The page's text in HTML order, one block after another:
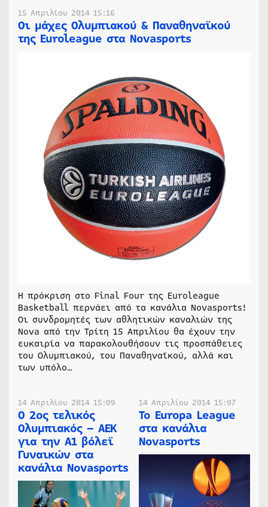
15 Απριλίου 2014 15:16
Οι μάχες Ολυμπιακού & Παναθηναϊκού
της Euroleague στα Novasports
Η πρόκριση στο Final Four της Euroleague
Basketball περνάει από τα κανάλια Novasports!
Οι συνδρομητές των αθλητικών καναλιών της
Nova από την Τρίτη 15 Απριλίου θα έχουν την
ευκαιρία να παρακολουθήσουν τις προσπάθειες
του Ολυμπιακού, του Παναθηναϊκού, αλλά και
των υπόλο…
14 Απριλίου 2014 15:09
Ο 2ος τελικός
Ολυμπιακός – ΑΕΚ
για την Α1 βόλεϊ
Γυναικών στα
κανάλια Novasports
14 Απριλίου 2014 15:07
Το Europa League
στα κανάλια
Novasports